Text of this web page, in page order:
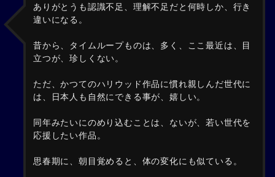
ありがとうも認識不足、理解不足だと何時しか、行き
違いになる。
昔から、タイムループものは、多く、ここ最近は、目
立つが、珍しくない。
ただ、かつてのハリウッド作品に慣れ親しんだ世代に
は、日本人も自然にできる事が、嬉しい。
同年みたいにのめり込むことは、ないが、若い世代を
応援したい作品。
思春期に、朝目覚めると、体の変化にも似ている。